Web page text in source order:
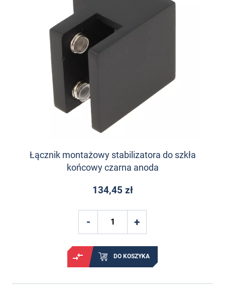
Łącznik montażowy stabilizatora do szkła
końcowy czarna anoda
134,45 zł
DO KOSZYKA